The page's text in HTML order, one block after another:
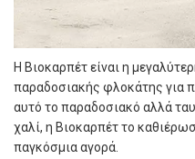
Η Βιοκαρπέτ είναι η
παραδοσιακής φλοκάτης για
αυτό το παραδοσιακό αλλά
χαλί, η Βιοκαρπέτ το
παγκόσμια αγορά.